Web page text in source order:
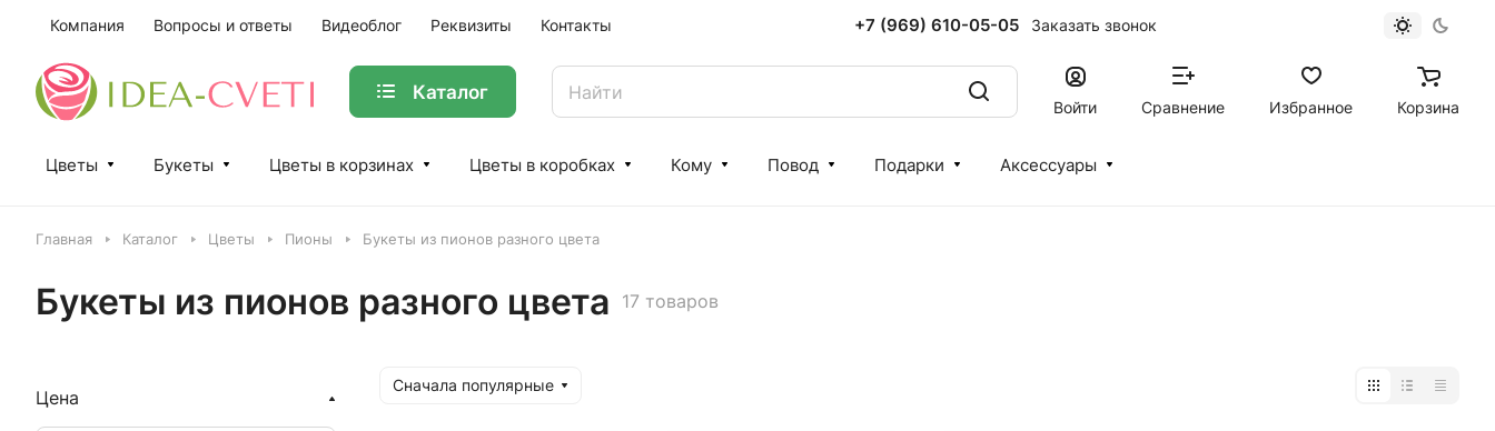
Компания Вопросы и ответы Видеоблог Реквизиты Контакты +7 (969) 610-05-05 Заказать звонок
Каталог
Войти Сравнение Избранное Корзина
Цветы Букеты Цветы в корзинах Цветы в коробках Кому Повод Подарки Аксессуары
Главная Каталог Цветы Пионы Букеты из пионов разного цвета
Букеты из пионов разного цвета 17 товаров
Сначала популярные
Цена